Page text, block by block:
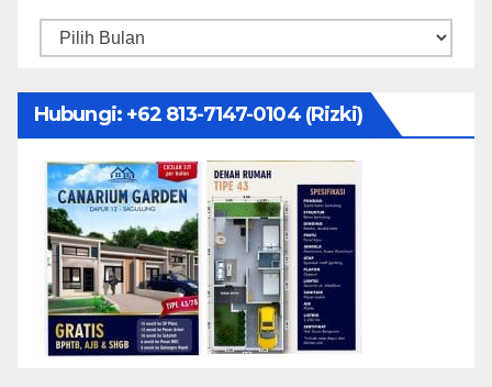
Arsip
Hubungi: ‪+62 813-7147-0104‬ (Rizki)